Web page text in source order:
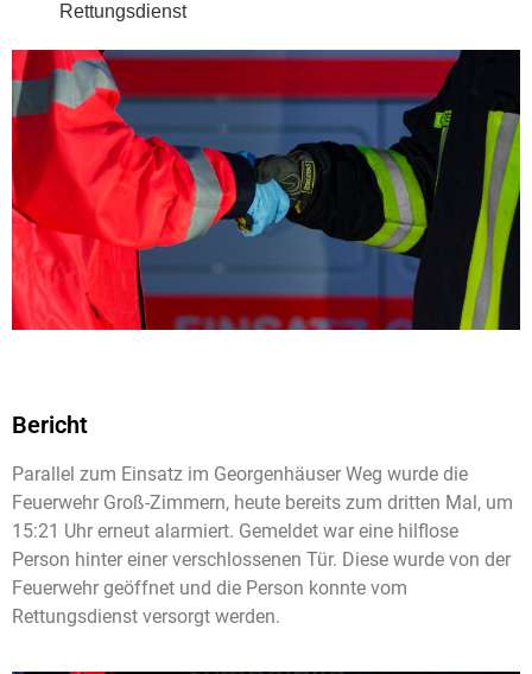
Rettungsdienst
Bericht
Parallel zum Einsatz im Georgenhäuser Weg wurde die
Feuerwehr Groß-Zimmern, heute bereits zum dritten Mal, um
15:21 Uhr erneut alarmiert. Gemeldet war eine hilflose
Person hinter einer verschlossenen Tür. Diese wurde von der
Feuerwehr geöffnet und die Person konnte vom
Rettungsdienst versorgt werden.